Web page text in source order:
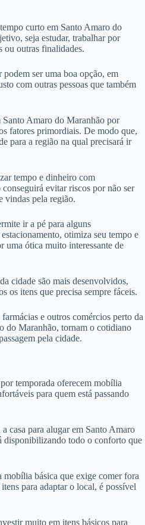
curto em Santo Amaro do
seja estudar, trabalhar por
ou outras finalidades.
podem ser uma boa opção, em
com outras pessoas que também
Santo Amaro do Maranhão por
fatores primordiais. De modo que,
para a região na qual precisará ir
tempo e dinheiro com
evitar riscos por não ser
vindas pela região.
ir a pé para alguns
otimiza seu tempo e
uma ótica muito interessante de
cidade são mais desenvolvidos,
os itens que precisa sempre fáceis.
e outros comércios perto da
do Maranhão, tornam o cotidiano
pela cidade.
temporada oferecem mobília
para quem está passando
casa para alugar em Santo Amaro
disponibilizando todo o conforto que
mobília básica que exige comer fora
para adaptar o local, é possível
muito em itens básicos para